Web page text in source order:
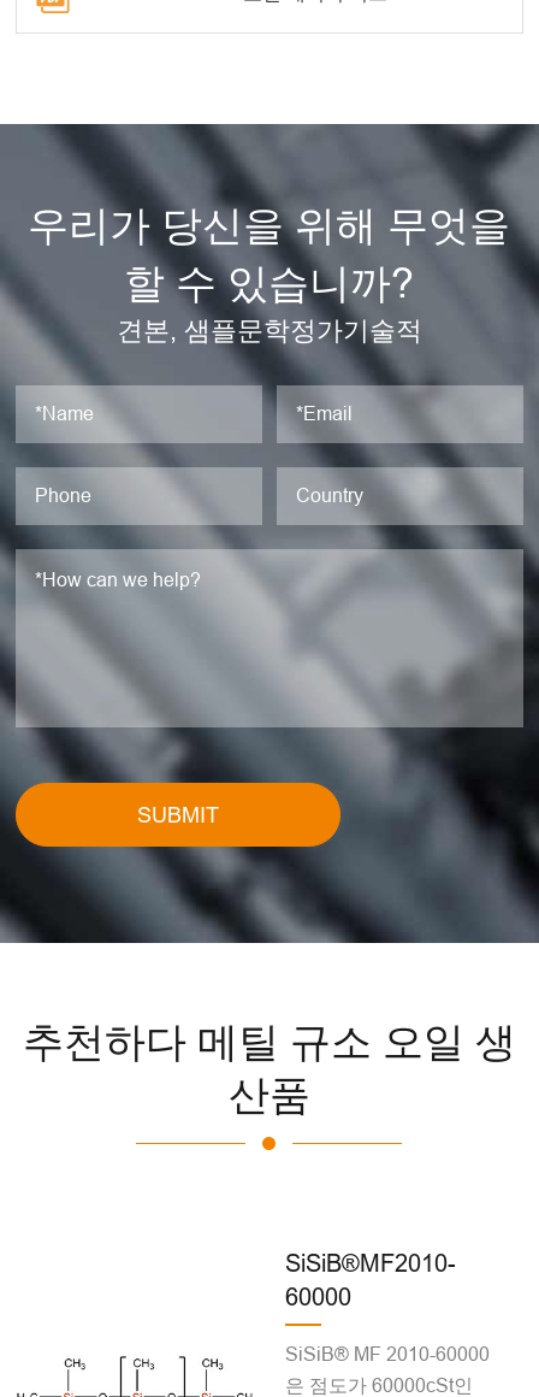
우리가 당신을 위해 무엇을
할 수 있습니까?
견본, 샘플문학정가기술적
SUBMIT
추천하다 메틸 규소 오일 생
산품
SiSiB®MF2010-
60000
SiSiB® MF 2010-60000
은 점도가 60000cSt인